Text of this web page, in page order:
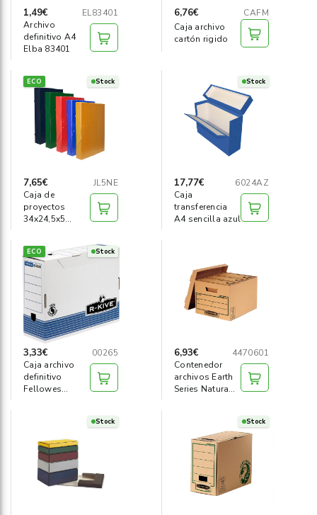
1,49€
EL83401
Archivo
definitivo A4
Elba 83401
6,76€
CAFM
Caja archivo
cartón rigido
ECO Stock
7,65€
JL5NE
Caja de
proyectos
34x24,5x5
Stock
17,77€
6024AZ
Caja
transferencia
A4 sencilla azul
ECO Stock
3,33€
00265
Caja archivo
definitivo
Fellowes
6,93€
4470601
Contenedor
archivos Earth
Series Natura
Stock Stock